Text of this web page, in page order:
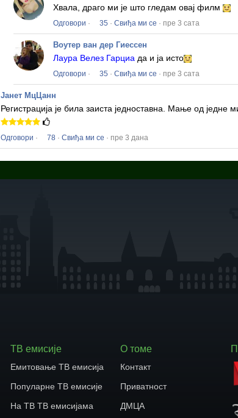
Хвала, драго ми је што гледам овај филм
Одговори · 35 · Свиђа ми се · пре 3 сата
Воутер ван дер Гиессен
Лаура Велез Гарциа да и ја исто
Одговори · 35 · Свиђа ми се · пре 3 сата
Јанет МцЦанн
Регистрација је била заиста једноставна. Мање од једне
Одговори · 78 · Свиђа ми се · пре 3 дана
ТВ емисије
Емитовање ТВ емисија
Популарне ТВ емисије
На ТВ ТВ емисијама
О томе
Контакт
Приватност
ДМЦА